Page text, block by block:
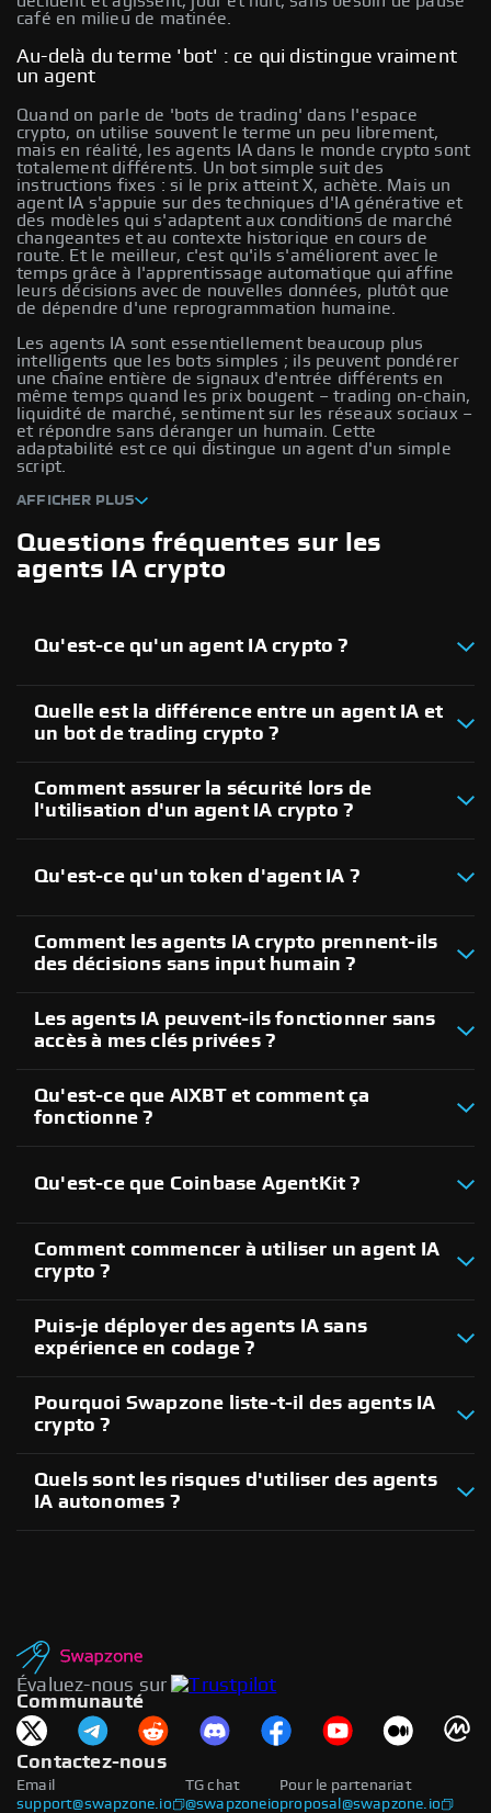
café en milieu de matinée.
Au-delà du terme 'bot' : ce qui distingue vraiment
un agent
Quand on parle de 'bots de trading' dans l'espace
crypto, on utilise souvent le terme un peu librement,
mais en réalité, les agents IA dans le monde crypto sont
totalement différents. Un bot simple suit des
instructions fixes : si le prix atteint X, achète. Mais un
agent IA s'appuie sur des techniques d'IA générative et
des modèles qui s'adaptent aux conditions de marché
changeantes et au contexte historique en cours de
route. Et le meilleur, c'est qu'ils s'améliorent avec le
temps grâce à l'apprentissage automatique qui affine
leurs décisions avec de nouvelles données, plutôt que
de dépendre d'une reprogrammation humaine.
Les agents IA sont essentiellement beaucoup plus
intelligents que les bots simples ; ils peuvent pondérer
une chaîne entière de signaux d'entrée différents en
même temps quand les prix bougent – trading on-chain,
liquidité de marché, sentiment sur les réseaux sociaux –
et répondre sans déranger un humain. Cette
adaptabilité est ce qui distingue un agent d'un simple
script.
AFFICHER PLUS
Questions fréquentes sur les
agents IA crypto
Qu'est-ce qu'un agent IA crypto ?
Quelle est la différence entre un agent IA et
un bot de trading crypto ?
Comment assurer la sécurité lors de
l'utilisation d'un agent IA crypto ?
Qu'est-ce qu'un token d'agent IA ?
Comment les agents IA crypto prennent-ils
des décisions sans input humain ?
Les agents IA peuvent-ils fonctionner sans
accès à mes clés privées ?
Qu'est-ce que AIXBT et comment ça
fonctionne ?
Qu'est-ce que Coinbase AgentKit ?
Comment commencer à utiliser un agent IA
crypto ?
Puis-je déployer des agents IA sans
expérience en codage ?
Pourquoi Swapzone liste-t-il des agents IA
crypto ?
Quels sont les risques d'utiliser des agents
IA autonomes ?
Évaluez-nous sur
Communauté
Contactez-nous
Email
support@swapzone.io
Pour le partenariat
proposal@swapzone.io
TG chat
@swapzoneio